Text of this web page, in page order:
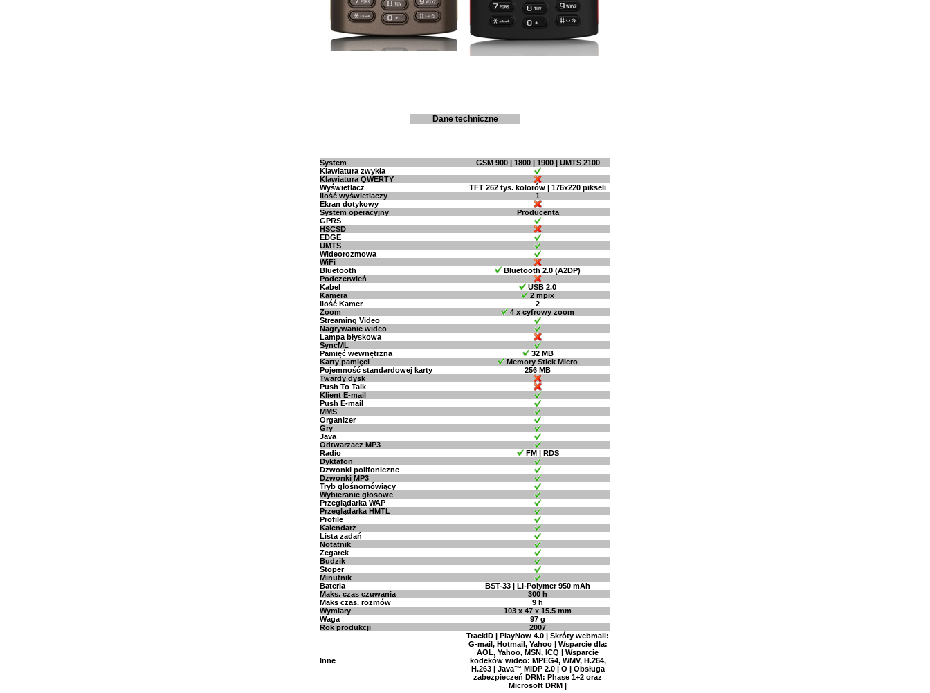
Dane techniczne
System
GSM 900 | 1800 | 1900 | UMTS 2100
Klawiatura zwykła
Klawiatura QWERTY
Wyświetlacz
TFT 262 tys. kolorów | 176x220 pikseli
Ilość wyświetlaczy
1
Ekran dotykowy
System operacyjny
Producenta
GPRS
HSCSD
EDGE
UMTS
Wideorozmowa
WiFi
Bluetooth
Bluetooth 2.0 (A2DP)
Podczerwień
Kabel
USB 2.0
Kamera
2 mpix
Ilość Kamer
2
Zoom
4 x cyfrowy zoom
Streaming Video
Nagrywanie wideo
Lampa błyskowa
SyncML
Pamięć wewnętrzna
32 MB
Karty pamięci
Memory Stick Micro
Pojemność standardowej karty
256 MB
Twardy dysk
Push To Talk
Klient E-mail
Push E-mail
MMS
Organizer
Gry
Java
Odtwarzacz MP3
Radio
FM | RDS
Dyktafon
Dzwonki polifoniczne
Dzwonki MP3
Tryb głośnomówiący
Wybieranie głosowe
Przeglądarka WAP
Przeglądarka HMTL
Profile
Kalendarz
Lista zadań
Notatnik
Zegarek
Budzik
Stoper
Minutnik
Bateria
BST-33 | Li-Polymer 950 mAh
Maks. czas czuwania
300 h
Maks czas. rozmów
9 h
Wymiary
103 x 47 x 15.5 mm
Waga
97 g
Rok produkcji
2007
Inne
TrackID | PlayNow 4.0 | Skróty webmail:
G-mail, Hotmail, Yahoo | Wsparcie dla:
AOL, Yahoo, MSN, ICQ | Wsparcie
kodeków wideo: MPEG4, WMV, H.264,
H.263 | Java™ MIDP 2.0 | O | Obsługa
zabezpieczeń DRM: Phase 1+2 oraz
Microsoft DRM |